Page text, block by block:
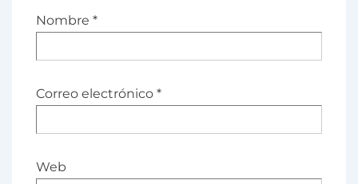
Nombre *
Correo electrónico *
Web